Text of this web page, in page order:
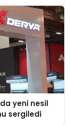
yeni nesil
sergiledi